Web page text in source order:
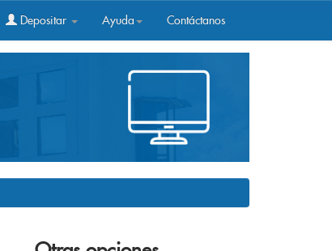
Depositar Ayuda Contáctanos